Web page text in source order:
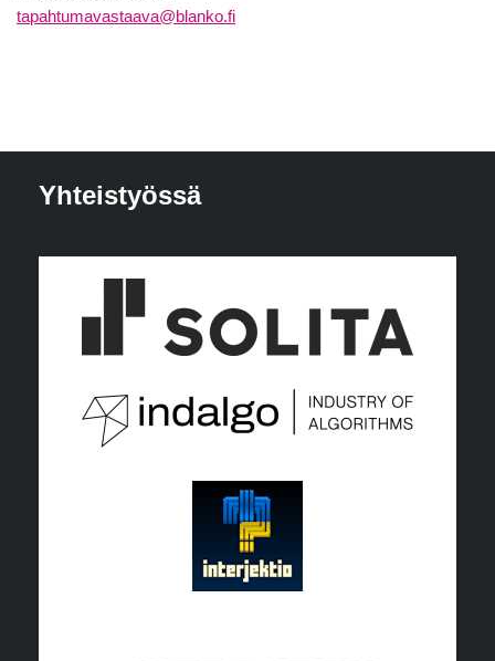
tapahtumavastaava@blanko.fi
Yhteistyössä